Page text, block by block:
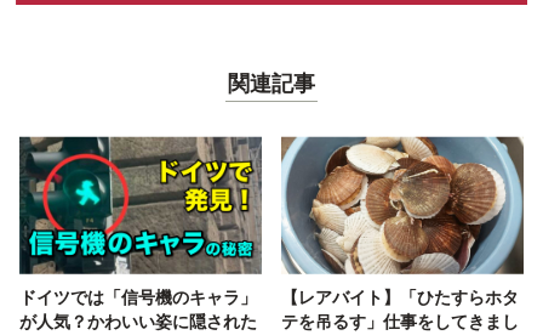
関連記事
ドイツでは「信号機のキャラ」
が人気？かわいい姿に隠された
【レアバイト】「ひたすらホタ
テを吊るす」仕事をしてきまし